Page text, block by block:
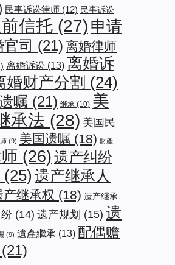
民事诉讼律师 (12) 民事诉讼
信托 (27) 申请
司 (21) 离婚律师
离婚诉讼 (13) 离婚诉
婚财产分割 (24)
嘱 (21) 继承 (10) 美
承法 (28) 美国民
(9) 美国遗嘱 (18) 財產
(26)遗产纠纷
(25) 遗产继承人
产继承权 (18) 遗产继承
(14) 遗产规划 (15) 遗
(9) 遺產繼承 (13) 配偶赡
(21)